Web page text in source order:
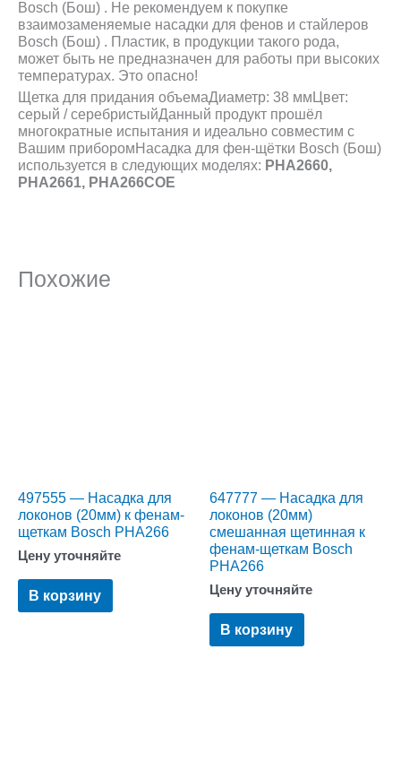
Bosch (Бош) . Не рекомендуем к покупке
взаимозаменяемые насадки для фенов и стайлеров
Bosch (Бош) . Пластик, в продукции такого рода,
может быть не предназначен для работы при высоких
температурах. Это опасно!
Щетка для придания объемаДиаметр: 38 ммЦвет:
серый / серебристыйДанный продукт прошёл
многократные испытания и идеально совместим с
Вашим приборомНасадка для фен-щётки Bosch (Бош)
используется в следующих моделях: PHA2660,
PHA2661, PHA266COE
Похожие
497555 — Насадка для
локонов (20мм) к фенам-
щеткам Bosch PHA266
Цену уточняйте
В корзину
647777 — Насадка для
локонов (20мм)
смешанная щетинная к
фенам-щеткам Bosch
PHA266
Цену уточняйте
В корзину